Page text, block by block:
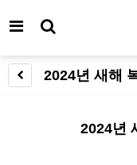
2024년 새해
2024년